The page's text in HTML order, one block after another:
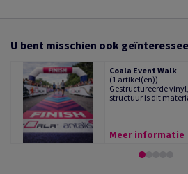
U bent misschien ook
Coala Event Walk
(1 artikel(en))
Gestructureerde
structuur is dit
Meer informatie